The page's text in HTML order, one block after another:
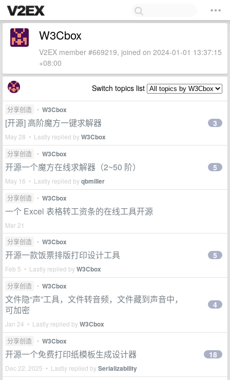
W3Cbox
V2EX member #669219, joined on 2024-01-01 13:37:15
+08:00
Switch topics list
分享创造 • W3Cbox
[开源] 高阶魔方一键求解器
May 28 • Lastly replied byW3Cbox
3
分享创造 • W3Cbox
开源一个魔方在线求解器（2~50 阶）
May 16 • Lastly replied byqbmiller
5
分享创造 • W3Cbox
一个 Excel 表格转工资条的在线工具开源
Mar 21
分享创造
• W3Cbox
开源一款饭票排版打印设计工具
Feb 5 • Lastly replied byW3Cbox
5
分享创造 • W3Cbox
文件隐“声”工具，文件转音频，文件藏到声音中，
可加密
Jan 24 • Lastly replied byW3Cbox
4
分享创造 • W3Cbox
开源一个免费打印纸模板生成设计器
Dec 22, 2025 • Lastly replied bySerializability
18